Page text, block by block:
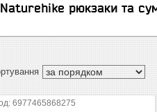
Naturehike рюкзаки та
6977465868275